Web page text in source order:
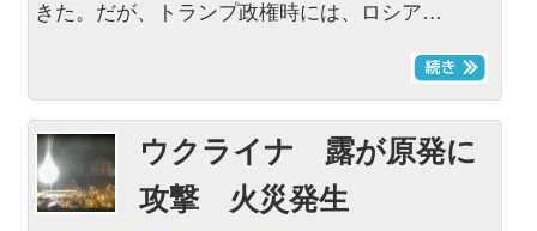
きた。だが、トランプ政権時には、ロシア…
ウクライナ 露が原発に
攻撃 火災発生